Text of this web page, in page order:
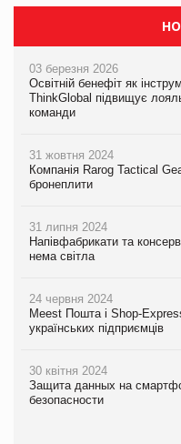
03 березня 2026
Освітній бенефіт як
ThinkGlobal підвищує
команди
31 жовтня 2024
Компанія Rarog Tactical
бронеплити
31 липня 2024
Напівфабрикати та
нема світла
24 червня 2024
Meest Пошта і Shop-
українських підприємців
30 квітня 2024
Защита данных на
безопасности